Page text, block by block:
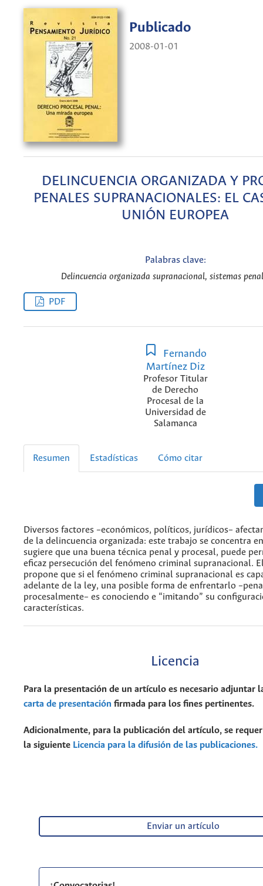
Publicado
2008-01-01
DELINCUENCIA ORGANIZADA Y
PENALES SUPRANACIONALES: EL
UNIÓN EUROPEA
Palabras clave:
Delincuencia organizada supranacional, sistemas
PDF
Fernando
Martínez Diz
Profesor Titular
de Derecho
Procesal de la
Universidad de
Salamanca
Resumen Estadísticas Cómo citar
Diversos factores –económicos, políticos, jurídicos–
de la delincuencia organizada: este trabajo se concentra
sugiere que una buena técnica penal y procesal, puede
eficaz persecución del fenómeno criminal supranacional.
propone que si el fenómeno criminal supranacional es
adelante de la ley, una posible forma de enfrentarlo
procesalmente– es conociendo e “imitando” su
características.
Licencia
Para la presentación de un artículo es necesario adjuntar
carta de presentación firmada para los fines pertinentes.
Adicionalmente, para la publicación del artículo, se
la siguiente Licencia para la difusión de las publicaciones.
Enviar un artículo